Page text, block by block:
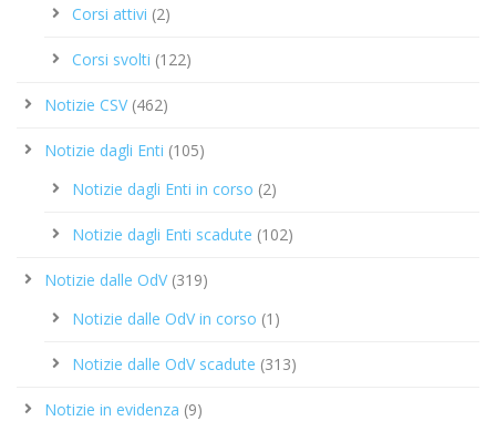
Corsi attivi (2)
Corsi svolti (122)
Notizie CSV(462)
Notizie dagli Enti (105)
Notizie dagli Enti in corso (2)
Notizie dagli Enti scadute (102)
Notizie dalle OdV(319)
Notizie dalle OdV in corso (1)
Notizie dalle OdV scadute (313)
Notizie in evidenza (9)